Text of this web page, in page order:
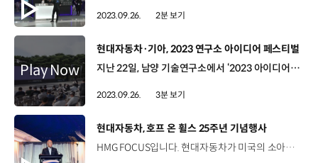
2023.09.26. 2분 보기
[동영상]
현대자동차·기아, 2023 연구소 아이디어 페스티벌
지난 22일, 남양 기술연구소에서 ‘2023 아이디어 페스티벌’ 본선 경연이 진행됐습니다. 올해로 14회차를 맞은 아이디어 페스티벌은 현대차·기아 임직원들이 아이디어를 직접 제안하고 실물을 제작해 발표하는 행사인데요. 올해는 ‘세상을 바꾸는 마음 따뜻한 기술’을 주제로 행사가 개최되었습니다. 아이디어를 실물로 구현하는 ‘제작 부문’에는 총 9개 팀이 미래 모빌리티 솔루션을 스토리텔링으로 제안하는 ‘시나리오 부문’에는 6개 팀이 본선에 올랐습니다. CTO 김용화 사장을 포함한 심사위원단은 작품의 참신성과 완성도 등을 평가했으며, 추가로 유튜브 ‘좋아요’ 점수를 종합해 최종 순위를 결정했습니다. 그 결과, 제작 부문에서는 시각장애인을 위한 스마트 기술을 선보인 H-Sense 팀이, 시나리오 부문에서는 휠체어 이용자의 이동성 향상 기술을 선보인 의좋은 오누이 팀이 대상의 영예를 차지했는데요. 제작 부문에서 대상을 차지한 H-Sense 팀의 ‘데이지(Daisy)’ 기술은 시각장애인들이 사용하는 지팡이에 무선 통신 측위 기술을 적용해 원하는 버스에 쉽게 탑승할 수 있도록 한 아이디어인데요. 박재희 연구원 / 현대자동차·기아 상용전자제어개발4팀‘3번’ 이런 식으로 원하는 버스의 번호를 입력하게 되면 지팡이는 탑승 희망버스에 부착되어 있는 ‘비콘’을 탐색하고 매칭하게 됩니다. 그렇게 매칭된 비콘에 불이 들어오게 되는데요. 사용자가 가까워질수록 꽃잎에 점점 불이 들어오게 되는데 이를 통해 버스 기사님께도 정보를 전달할 수 있습니다. 이런 식으로 시각장애인이 안전하게 버스에 탑승할 수 있게 되는 기술입니다. 의좋은 오누이 팀은 공유 킥보드와 휠체어를 연결해 휠체어 이동자가 쉽게 지하철역 등의 교통거점으로 이동할 수 있게 한 아이디어로 호평을 받으며 대상을 수상했습니다. 김희철 책임연구원 / 현대자동차·기아 모빌리티프로젝트팀장애인들의 이동권 문제가 그분들의 삶의 의지에까지 영향을 미친다는 것을 저희가 인터뷰를 통해 확인하게 되었습니다. 이런 작은 아이디어들이 아이디어에서 끝나는 게 아니라 기술로 구현되어서 좀 더 공공성에 기여했으면 하는 바람이 있습니다. 연구원들의 따뜻한 마음과 참신한 아이디어가 돋보인 행사였는데요. 김용화 사장 / 현대자동차·기아 CTO 직원들이 선한, 사회공헌을 위한 창의적인 노력을 고민하도록 하는 그런 장이고요. 적극적으로 이런 행사는 지속적으로 확대해 나갈 생각입니다. 현대차·기아는 앞으로도 창의적인 연구개발문화 조성을 위해 아이디어 페스티벌과 같은 도전의 장을 지속적으로 운영하고 확대해 나갈 계획입니다.
2023.09.26. 3분 보기
[동영상]
현대자동차, 호프 온 휠스 25주년 기념행사
HMG FOCUS입니다. 현대자동차가 미국의 소아암 어린이들을 돕는 사회공헌 프로그램 ‘호프 온 휠스’로 소아암 근절에 기여하고 있죠. 호프 온 휠스가 최근 특별한 날을 맞았다고요. 올해로 호프 온 휠스가 25주년을 맞이한 건데요. 이를 기념해 미국 워싱턴 D.C.에서 기념행사가 개최됐습니다. 소아암 환우들에게 희망을 전했던 현장, 화면을 통해 확인하시죠. 현지 시각으로 지난 21일, 미국 워싱턴 D.C.에서 소아암 퇴치를 위한 현대자동차의 캠페인, '현대 호프 온 휠스’의 25주년 행사가 열렸습니다. 호프 온 휠스는 미국 어린이의 주요 사망 원인이었던 소아암에 대한 연구와 치료를 지원하고 소아암 종식을 목적으로 1998년, 현대차와 미국 딜러가 손잡고 설립한 재단인데요. 오늘날 미국 전역의 830여 현대차 딜러가 참여하고 있습니다. 기금 규모 기준, 미국 내 3대 소아암 관련 재단으로 꼽히며 지금까지 미국에서 소아암을 연구·치료하는 약 175개의 병원과 기관, 1,300여 개 프로젝트를 지원한 바 있습니다. ‘미국 소아암 인식의 달’인 9월에 개최된 이번 기념행사에는 미 의회 의원들과 조현동 한국 대사, 정의선 현대차그룹 회장, 장재훈·신재원·호세 무뇨스 사장(COO) 등 주요 관계자 250여 명이 참석했는데요. 정의선 현대차그룹 회장은 환영사를 통해 ‘인류를 위한 진보’라는 비전 아래, 제품을 혁신하고 사회적 책임을 다하는 등 올바른 일에 전념하고 있다며 호프 온 휠스를 통해 투병 중인 어린이들에게 희망을 주고 싶다고 강조했습니다. 정의선 회장 / 현대자동차그룹우리는 ‘인류를 위한 진보’라는 비전을 따르고 있습니다. 현대의 전기차는 모빌리티를 더욱 지속가능하게 만들고 사람들에게 힘을 실어주고 있습니다. 제품과 기술을 넘어, 현대가 중요하게 생각하는 사업 중 하나가 현대 호프 온 휠스입니다. 우리는 소아암이 없는 세상을 만들고 이 힘든 질병과 용감하게 싸우고 있는 사람들에게 희망을 주고 싶습니다. 호프 온 휠스의 지원으로 소아암을 극복하고 홍보대사로 활동했던 대학생들도 이날 행사를 찾았는데요. 애슐리 버넷 / 호프 온 휠스 전 홍보대사현대 호프 온 휠스의 홍보대사가 되어 2년간 미국 전역을 다니며 저의 이야기를 암 투병 중인 아이들과 가족들에게 전할 수 있었습니다. 현대와 함께한 시간을 정말 감사하게 생각합니다. 라이언 달비 / 호프 온 휠스 전 홍보대사25주년 기념행사에서 과거, 현재의 홍보대사들을 만날 수 있어서 너무 좋습니다. 어린아이들에서부터 청소년까지 저보다 훨씬 더 멋지게 일을 해내고 있는 모습을 볼 수 있어 좋습니다. 또한, 재단의 지원을 통해 뛰어난 연구 성과를 거둔 병원 관계자 및 의사도 현장을 찾아 25주년 기념행사를 축하했습니다. 스티븐 조너스 내과 의사 / UCLA 데이비드 게펜 의과대학현대 호프 온 휠스와의 파트너십은 저와 같은 의사, 과학자들에게 큰 힘을 실어줍니다. 호프 온 휠스의 지원으로 고정된 틀을 벗어나 생각할 수 있었고 암 치료법에 대해 새롭게 접근할 수 있었습니다. 현대차가 올해 설립 25주년의 의미를 담아 2,500만 달러를 기부하면서 누적 기부금은 2억 2,500만 달러에 달하게 됐습니다. 소아암으로부터 자유로운 세상을 만들기 위한 현대차의 행보가 인상 깊네요. 그런가 하면, 호프 온 휠스 홍보대사 어린이들이 메이저리그에서 시구도 선보였다고요? 소아암을 이겨내고 건강을 회복한 어린이 홍보대사들이 희망의 메시지를 담은 시구를 선보였습니다. 씩씩한 모습이 어른들에게도 울림을 주었는데요. 그 현장도 함께 보시죠. 기념행사가 열리기 하루 전인 지난 20일, 호프 온 휠스 홍보대사 어린이들이 메이저리그 경기장인 워싱턴 내셔널스 야구팀 홈구장에서 시구를 했는데요. 이날 경기장에서 멋진 시구를 선보인 어린이들의 이름은 올리버 포스터와 레이니 클락. 모두 소아암을 이겨내고 건강을 회복한 어린이들이었습니다. 이들은 각각 다섯 살과 여섯 살이라는 어린 나이에 백혈병을 진단받고 수년간의 힘든 치료 과정을 견뎌냈는데요. 현재는 호프 온 휠스의 홍보대사로 미국 전역을 순회하며 암과 싸우는 어린이와 가족들에게 희망과 용기를 전하고 있습니다. 현대차그룹 정의선 회장과 현대차 장재훈 사장, 호세 무뇨스 사장 등 경영진도 경기장에서 직접 시구를 지켜보고 시구 후 홍보대사 어린이들을 격려했습니다. 현대차는 앞으로도 소아암 종식을 위해 암 치료는 물론, 치료 이후 삶의 여정도 지원할 계획입니다. 현대차와 딜러들의 끈끈한 동행이 소아암 환우들의 웃음을 되찾아 주고 있네요. 힘든 투병 과정을 마치고 아이들이 건강히 시구를 하는 모습을 보니 참 뭉클한데요. 소아암 퇴치에 앞장서 온 현대차의 지난 노력들이 결실을 보이는 것 같습니다. 현대 호프 온 휠스를 통해 소아암에 대한 대중적 관심이 높아지기를 바랍니다. 오늘 소식 전해주셔서 고맙습니다.